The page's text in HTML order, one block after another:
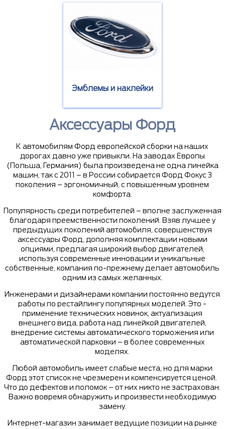
Эмблемы и наклейки
Аксессуары Форд
К автомобилям Форд европейской сборки на наших
дорогах давно уже привыкли. На заводах Европы
(Польша, Германия) была произведена не одна линейка
машин, так с 2011 – в России собирается Форд Фокус 3
поколения – эргономичный, с повышенным уровнем
комфорта.
Популярность среди потребителей – вполне заслуженная
благодаря преемственности поколений. Взяв лучшее у
предыдущих поколений автомобиля, совершенствуя
аксессуары Форд, дополняя комплектации новыми
опциями, предлагая широкий выбор двигателей,
используя современные инновации и уникальные
собственные, компания по-прежнему делает автомобиль
одним из самых желанных.
Инженерами и дизайнерами компании постоянно ведутся
работы по рестайлингу популярных моделей. Это -
применение технических новинок, актуализация
внешнего вида, работа над линейкой двигателей,
внедрение системы автоматического торможения или
автоматической парковки – в более современных
моделях.
Любой автомобиль имеет слабые места, но для марки
Форд этот список не чрезмерен и компенсируется ценой.
Что до дефектов и поломок – от них никто не застрахован.
Важно вовремя обнаружить и произвести необходимую
замену.
Интернет-магазин занимает ведущие позиции на рынке